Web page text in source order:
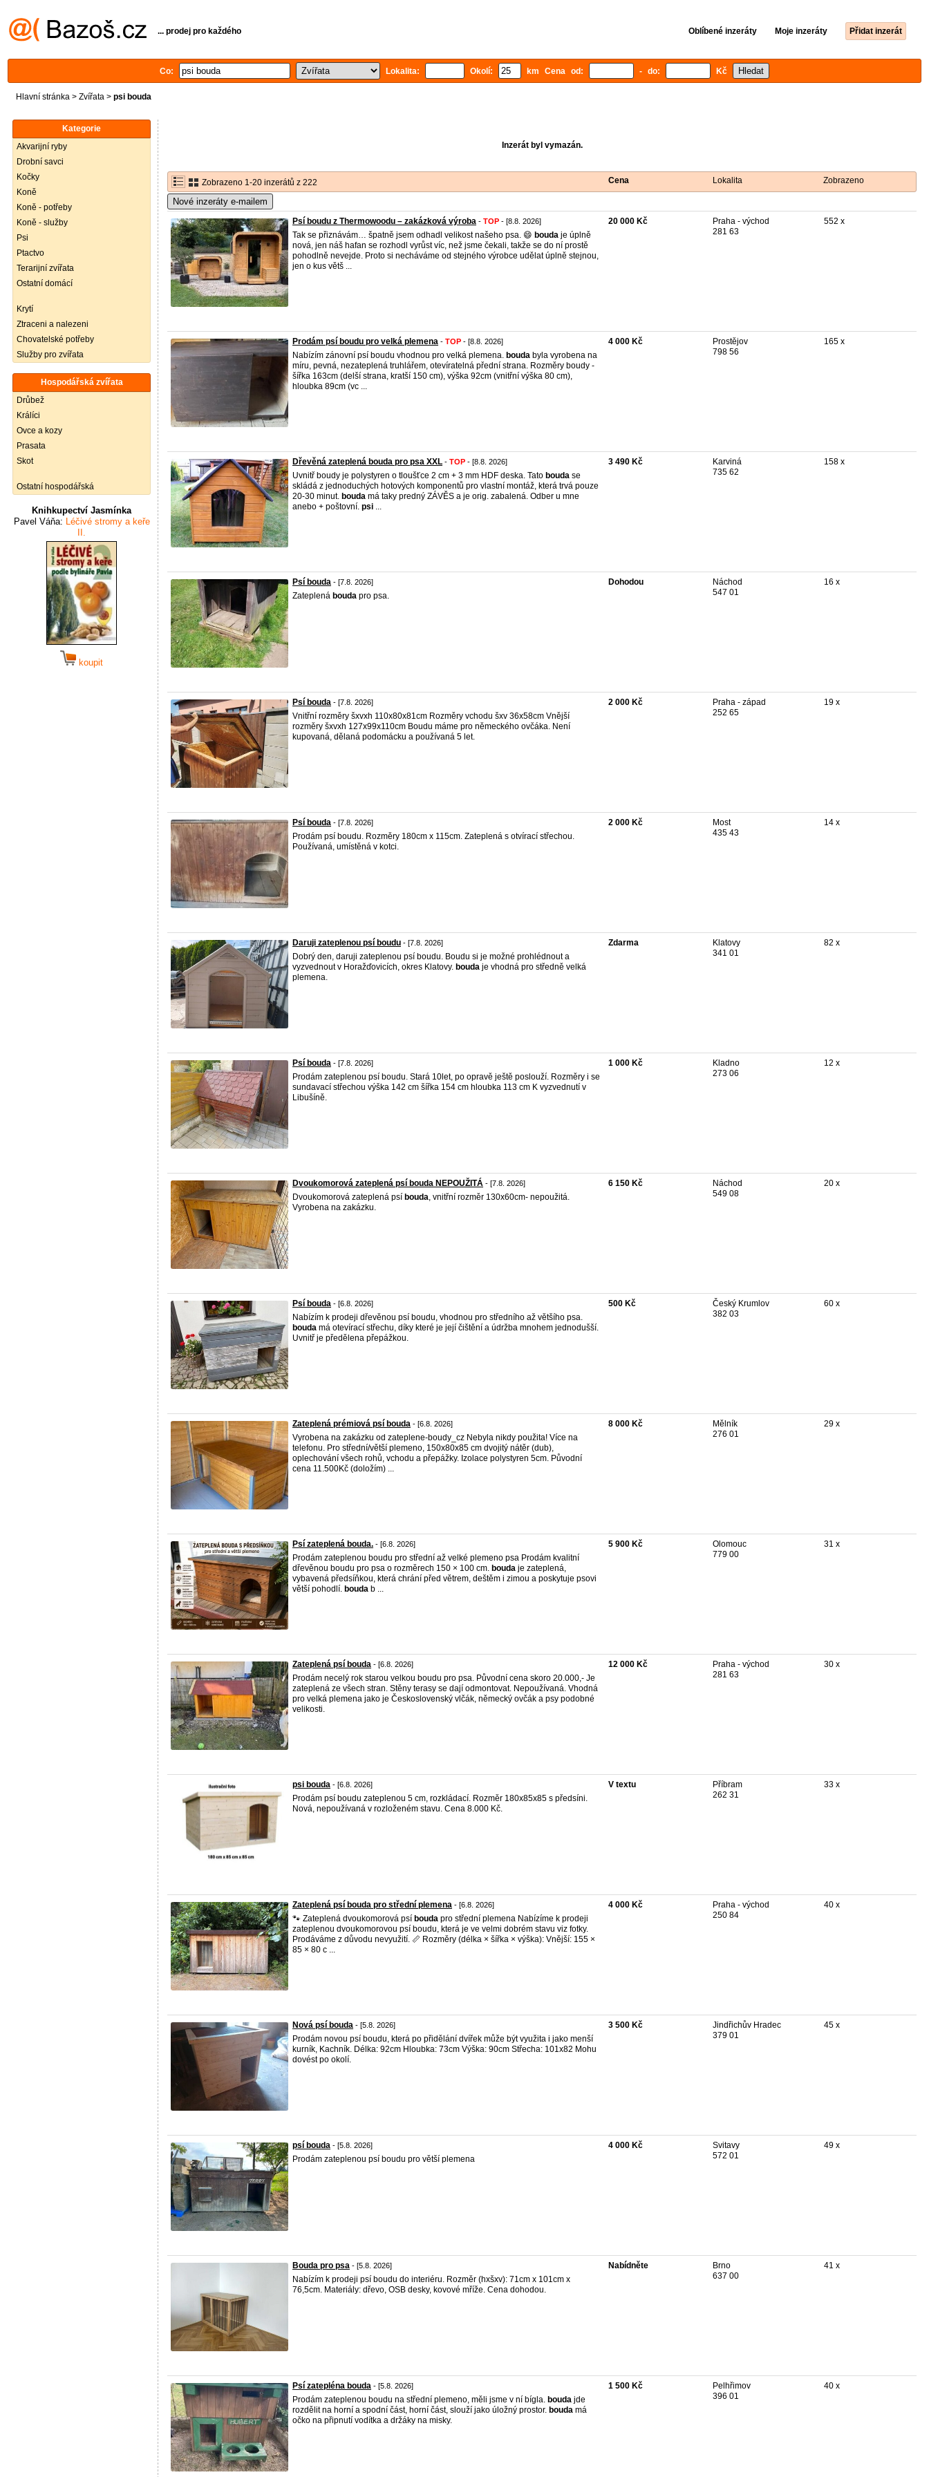
... prodej pro každého Oblíbené inzeráty Moje inzeráty Přidat inzerát
Co: Lokalita: Okolí: km Cena od: - do: Kč
Hlavní stránka > Zvířata > psi bouda
Kategorie
Akvarijní ryby
Drobní savci
Kočky
Koně
Koně - potřeby
Koně - služby
Psi
Ptactvo
Terarijní zvířata
Ostatní domácí
Krytí
Ztraceni a nalezeni
Chovatelské potřeby
Služby pro zvířata
Hospodářská zvířata
Drůbež
Králíci
Ovce a kozy
Prasata
Skot
Ostatní hospodářská
Knihkupectví Jasmínka
Pavel Váňa: Léčivé stromy a keře
II.
koupit
Inzerát byl vymazán.
Zobrazeno 1-20 inzerátů z 222 Cena Lokalita Zobrazeno
Nové inzeráty e-mailem
Psí boudu z Thermowoodu – zakázková výroba - TOP - [8.8. 2026]
Tak se přiznávám… špatně jsem odhadl velikost našeho psa. 😄 bouda je úplně
nová, jen náš hafan se rozhodl vyrůst víc, než jsme čekali, takže se do ní prostě
pohodlně nevejde. Proto si necháváme od stejného výrobce udělat úplně stejnou,
jen o kus větš ...
20 000 Kč
Praha - východ
281 63
552 x
Prodám psí boudu pro velká plemena - TOP - [8.8. 2026]
Nabízím zánovní psí boudu vhodnou pro velká plemena. bouda byla vyrobena na
míru, pevná, nezateplená truhlářem, otevíratelná přední strana. Rozměry boudy -
šířka 163cm (delší strana, kratší 150 cm), výška 92cm (vnitřní výška 80 cm),
hloubka 89cm (vc ...
4 000 Kč
Prostějov
798 56
165 x
Dřevěná zateplená bouda pro psa XXL - TOP - [8.8. 2026]
Uvnitř boudy je polystyren o tloušťce 2 cm + 3 mm HDF deska. Tato bouda se
skládá z jednoduchých hotových komponentů pro vlastní montáž, která trvá pouze
20-30 minut. bouda má taky predný ZÁVĚS a je orig. zabalená. Odber u mne
anebo + poštovní. psi ...
3 490 Kč
Karviná
735 62
158 x
Psí bouda - [7.8. 2026]
Zateplená bouda pro psa.
Dohodou
Náchod
547 01
16 x
Psí bouda - [7.8. 2026]
Vnitřní rozměry šxvxh 110x80x81cm Rozměry vchodu šxv 36x58cm Vnější
rozměry šxvxh 127x99x110cm Boudu máme pro německého ovčáka. Není
kupovaná, dělaná podomácku a používaná 5 let.
2 000 Kč
Praha - západ
252 65
19 x
Psí bouda - [7.8. 2026]
Prodám psí boudu. Rozměry 180cm x 115cm. Zateplená s otvírací střechou.
Používaná, umístěná v kotci.
2 000 Kč
Most
435 43
14 x
Daruji zateplenou psí boudu - [7.8. 2026]
Dobrý den, daruji zateplenou psí boudu. Boudu si je možné prohlédnout a
vyzvednout v Horažďovicích, okres Klatovy. bouda je vhodná pro středně velká
plemena.
Zdarma
Klatovy
341 01
82 x
Psí bouda - [7.8. 2026]
Prodám zateplenou psí boudu. Stará 10let, po opravě ještě poslouží. Rozměry i se
sundavací střechou výška 142 cm šířka 154 cm hloubka 113 cm K vyzvednutí v
Libušíně.
1 000 Kč
Kladno
273 06
12 x
Dvoukomorová zateplená psí bouda NEPOUŽITÁ - [7.8. 2026]
Dvoukomorová zateplená psí bouda, vnitřní rozměr 130x60cm- nepoužitá.
Vyrobena na zakázku.
6 150 Kč
Náchod
549 08
20 x
Psí bouda - [6.8. 2026]
Nabízím k prodeji dřevěnou psí boudu, vhodnou pro středního až většího psa.
bouda má otevírací střechu, díky které je její čištění a údržba mnohem jednodušší.
Uvnitř je předělena přepážkou.
500 Kč
Český Krumlov
382 03
60 x
Zateplená prémiová psí bouda - [6.8. 2026]
Vyrobena na zakázku od zateplene-boudy_cz Nebyla nikdy použita! Více na
telefonu. Pro střední/větší plemeno, 150x80x85 cm dvojitý nátěr (dub),
oplechování všech rohů, vchodu a přepážky. Izolace polystyren 5cm. Původní
cena 11.500Kč (doložím) ...
8 000 Kč
Mělník
276 01
29 x
Psí zateplená bouda. - [6.8. 2026]
Prodám zateplenou boudu pro střední až velké plemeno psa Prodám kvalitní
dřevěnou boudu pro psa o rozměrech 150 × 100 cm. bouda je zateplená,
vybavená předsíňkou, která chrání před větrem, deštěm i zimou a poskytuje psovi
větší pohodlí. bouda b ...
5 900 Kč
Olomouc
779 00
31 x
Zateplená psí bouda - [6.8. 2026]
Prodám necelý rok starou velkou boudu pro psa. Původní cena skoro 20.000,- Je
zateplená ze všech stran. Stěny terasy se dají odmontovat. Nepoužívaná. Vhodná
pro velká plemena jako je Československý vlčák, německý ovčák a psy podobné
velikosti.
12 000 Kč
Praha - východ
281 63
30 x
psi bouda - [6.8. 2026]
Prodám psí boudu zateplenou 5 cm, rozkládací. Rozměr 180x85x85 s předsíni.
Nová, nepoužívaná v rozloženém stavu. Cena 8.000 Kč.
V textu
Příbram
262 31
33 x
Zateplená psí bouda pro střední plemena - [6.8. 2026]
🐾 Zateplená dvoukomorová psí bouda pro střední plemena Nabízíme k prodeji
zateplenou dvoukomorovou psí boudu, která je ve velmi dobrém stavu viz fotky.
Prodáváme z důvodu nevyužití. 📏 Rozměry (délka × šířka × výška): Vnější: 155 ×
85 × 80 c ...
4 000 Kč
Praha - východ
250 84
40 x
Nová psí bouda - [5.8. 2026]
Prodám novou psí boudu, která po přidělání dvířek může být využita i jako menší
kurník, Kachník. Délka: 92cm Hloubka: 73cm Výška: 90cm Střecha: 101x82 Mohu
dovést po okolí.
3 500 Kč
Jindřichův Hradec
379 01
45 x
psí bouda - [5.8. 2026]
Prodám zateplenou psí boudu pro větší plemena
4 000 Kč
Svitavy
572 01
49 x
Bouda pro psa - [5.8. 2026]
Nabízím k prodeji psí boudu do interiéru. Rozměr (hxšxv): 71cm x 101cm x
76,5cm. Materiály: dřevo, OSB desky, kovové mříže. Cena dohodou.
Nabídněte
Brno
637 00
41 x
Psí zatepléna bouda - [5.8. 2026]
Prodám zateplenou boudu na střední plemeno, měli jsme v ní bígla. bouda jde
rozdělit na horní a spodní část, horní část, slouží jako úložný prostor. bouda má
očko na připnutí vodítka a držáky na misky.
1 500 Kč
Pelhřimov
396 01
40 x